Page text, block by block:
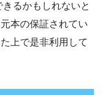
るかもしれないと
本の保証されてい
上で是非利用して